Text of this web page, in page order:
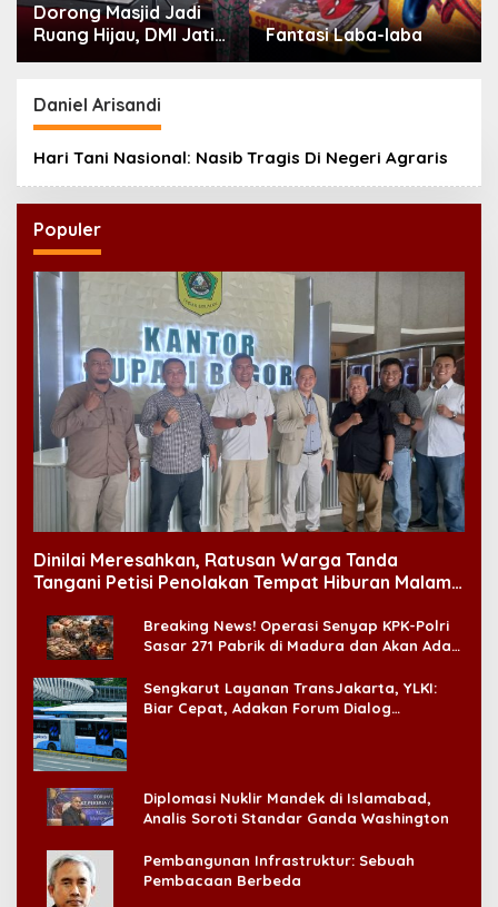
Dorong Masjid Jadi
Ruang Hijau, DMI Jatim
Tanam 300 Bibit
Fantasi Laba-laba
Daniel Arisandi
Hari Tani Nasional: Nasib Tragis Di Negeri Agraris
Populer
Dinilai Meresahkan, Ratusan Warga Tanda
Tangani Petisi Penolakan Tempat Hiburan Malam
Breaking News! Operasi Senyap KPK-Polri
Sasar 271 Pabrik di Madura dan Akan Ada
Sengkarut Layanan TransJakarta, YLKI:
Biar Cepat, Adakan Forum Dialog
Diplomasi Nuklir Mandek di Islamabad,
Analis Soroti Standar Ganda Washington
Pembangunan Infrastruktur: Sebuah
Pembacaan Berbeda